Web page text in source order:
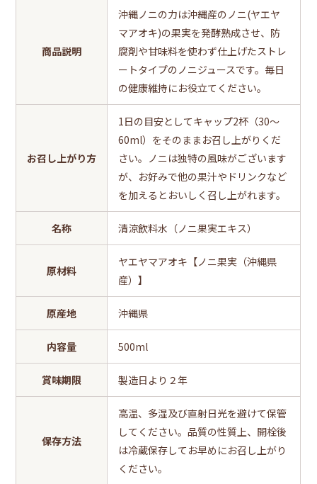
商品説明
沖縄ノニの力は沖縄産のノニ(ヤエヤ
マアオキ)の果実を発酵熟成させ、防
腐剤や甘味料を使わず仕上げたストレ
ートタイプのノニジュースです。毎日
の健康維持にお役立てください。
お召し上がり方
1日の目安としてキャップ2杯（30～
60ml）をそのままお召し上がりくだ
さい。ノニは独特の風味がございます
が、お好みで他の果汁やドリンクなど
を加えるとおいしく召し上がれます。
名称 清涼飲料水（ノニ果実エキス）
原材料
ヤエヤマアオキ【ノニ果実（沖縄県
産）】
原産地 沖縄県
内容量 500ml
賞味期限 製造日より２年
保存方法
高温、多湿及び直射日光を避けて保管
してください。品質の性質上、開栓後
は冷蔵保存してお早めにお召し上がり
ください。